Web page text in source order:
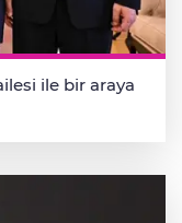
ile bir araya